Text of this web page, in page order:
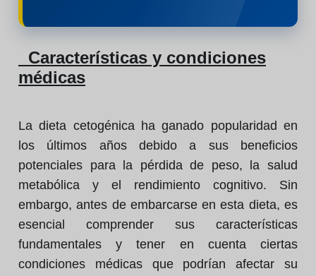
Características y condiciones
médicas
La dieta cetogénica ha ganado popularidad en
los últimos años debido a sus beneficios
potenciales para la pérdida de peso, la salud
metabólica y el rendimiento cognitivo. Sin
embargo, antes de embarcarse en esta dieta, es
esencial comprender sus características
fundamentales y tener en cuenta ciertas
condiciones médicas que podrían afectar su